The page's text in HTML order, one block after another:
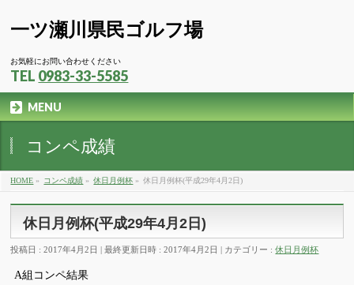
一ツ瀬川県民ゴルフ場
お気軽にお問い合わせください
TEL 0983-33-5585
MENU
コンペ成績
HOME » コンペ成績 » 休日月例杯 » 休日月例杯(平成29年4月2日)
休日月例杯(平成29年4月2日)
投稿日 : 2017年4月2日 最終更新日時 : 2017年4月2日 カテゴリー :休日月例杯
A組コンペ結果